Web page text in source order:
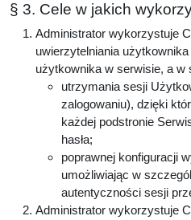
§ 3. Cele w jakich
Administrator wykorzystuje
uwierzytelniania
użytkownika w serwisie, a w
utrzymania sesji
zalogowaniu), dzięki
każdej podstronie
hasła;
poprawnej konfiguracji
umożliwiając w
autentyczności sesji
Administrator wykorzystuje